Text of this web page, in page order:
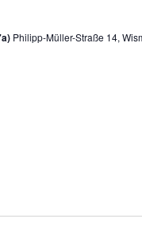
Philipp-Müller-Straße 14,